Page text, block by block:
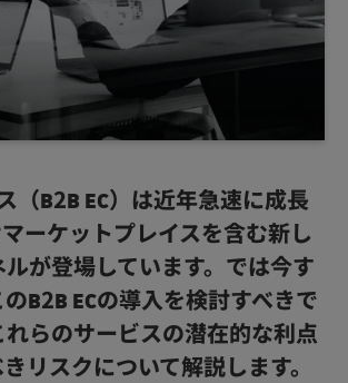
（B2B EC）は近年急速に成長
ーケットプレイスを含む新し
が登場しています。では今す
B2B ECの導入を検討すべきで
れらのサービスの潜在的な利点
リスクについて解説します。